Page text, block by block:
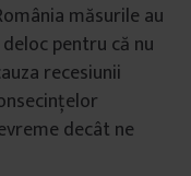
măsurile au
pentru că nu
recesiunii
decât ne